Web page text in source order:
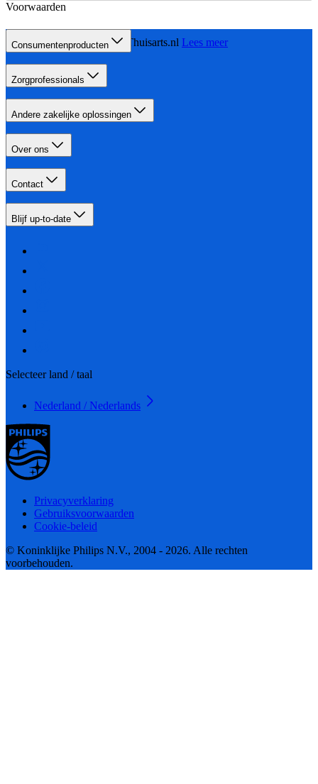
Voorwaarden
Ik heb een droge huid, Thuisarts.nl Lees meer
Consumentenproducten
Zorgprofessionals
Andere zakelijke oplossingen
Over ons
Contact
Blijf up-to-date
Selecteer land / taal
Nederland / Nederlands
Privacyverklaring
Gebruiksvoorwaarden
Cookie-beleid
© Koninklijke Philips N.V., 2004 - 2026. Alle rechten
voorbehouden.